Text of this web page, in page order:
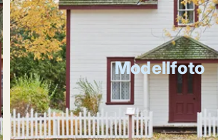
Modellfoto